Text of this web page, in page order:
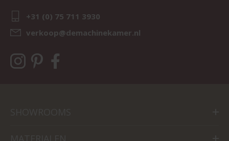
+31 (0) 75 711 3930
verkoop@demachinekamer.nl